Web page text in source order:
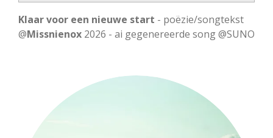
l
a
t
e
t
Klaar voor een nieuwe start - poëzie/songtekst
@Missnienox 2026 - ai gegenereerde song @SUNO